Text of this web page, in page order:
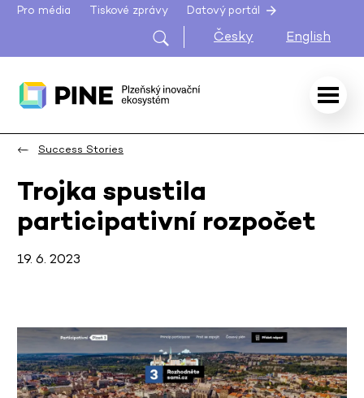
Pro média Tiskové zprávy Datový portál
Česky English
Success Stories
Trojka spustila
participativní rozpočet
19. 6. 2023